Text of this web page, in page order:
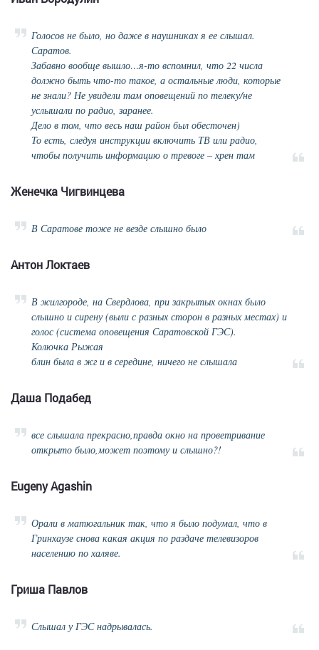
Голосов не было, но даже в наушниках я ее слышал.
Саратов.
Забавно вообще вышло…я-то вспомнил, что 22 числа
должно быть что-то такое, а остальные люди, которые
не знали? Не увидели там оповещений по телеку/не
услышали по радио, заранее.
Дело в том, что весь наш район был обесточен)
То есть, следуя инструкции включить ТВ или радио,
чтобы получить информацию о тревоге – хрен там
Женечка Чигвинцева
В Саратове тоже не везде слышно было
Антон Локтаев
В жилгороде, на Свердлова, при закрытых окнах было
слышно и сирену (выли с разных сторон в разных местах) и
голос (система оповещения Саратовской ГЭС).
Колючка Рыжая
блин была в жг и в середине, ничего не слышала
Даша Подабед
все слышала прекрасно,правда окно на проветривание
открыто было,может поэтому и слышно?!
Eugeny Agashin
Орали в матюгальник так, что я было подумал, что в
Гринхаузе снова какая акция по раздаче телевизоров
населению по халяве.
Гриша Павлов
Слышал у ГЭС надрывалась.